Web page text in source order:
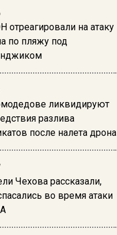
отреагировали на атаку
по пляжу под
ликвидируют
разлива
после налета дрона
Чехова рассказали,
во время атаки